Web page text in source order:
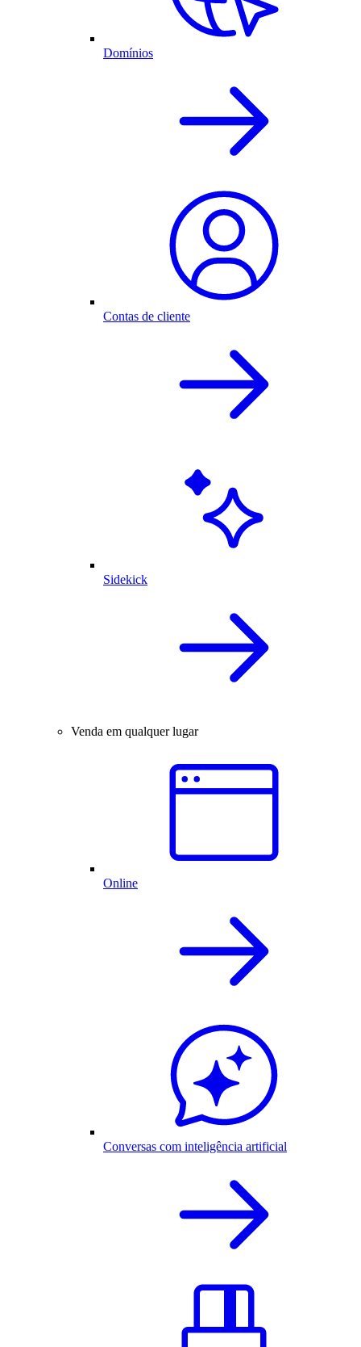
Domínios
Contas de cliente
Sidekick
Venda em qualquer lugar
Online
Conversas com inteligência artificial